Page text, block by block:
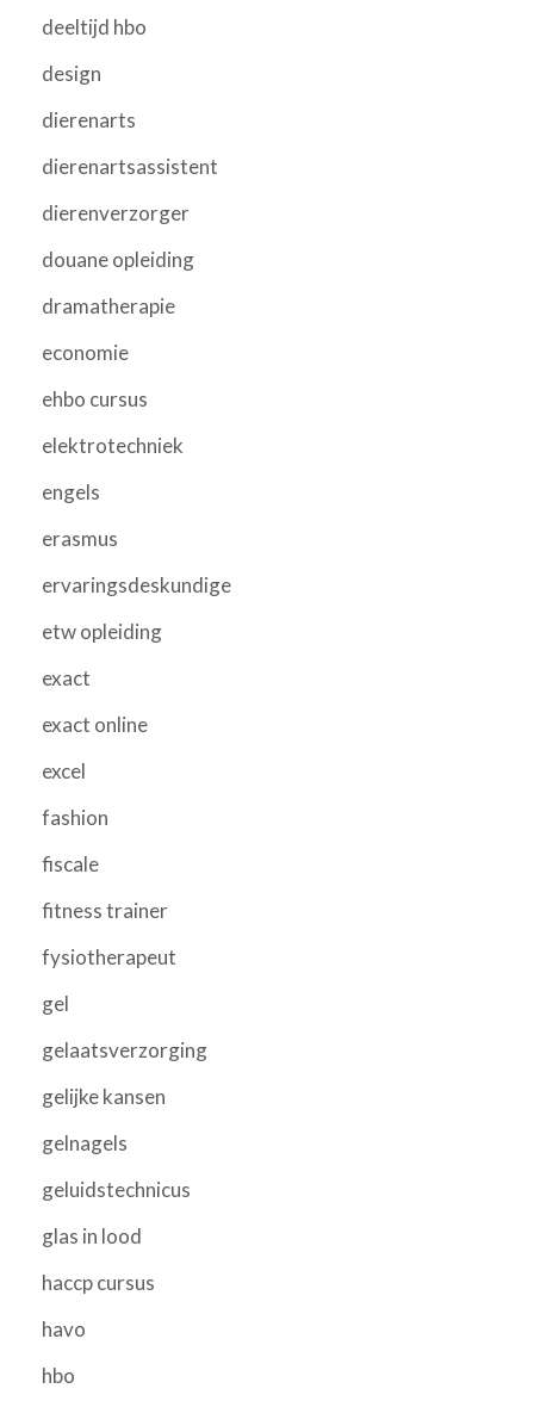
deeltijd hbo
design
dierenarts
dierenartsassistent
dierenverzorger
douane opleiding
dramatherapie
economie
ehbo cursus
elektrotechniek
engels
erasmus
ervaringsdeskundige
etw opleiding
exact
exact online
excel
fashion
fiscale
fitness trainer
fysiotherapeut
gel
gelaatsverzorging
gelijke kansen
gelnagels
geluidstechnicus
glas in lood
haccp cursus
havo
hbo